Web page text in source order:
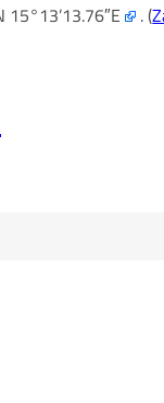
15°13’13.76″E . (